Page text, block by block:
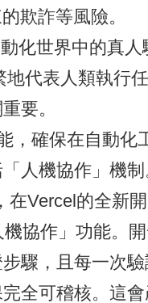
欺詐等風險。
世界中的真人
代表人類執行任
要。
確保在自動化
人機協作」機
Vercel的全新開
協作」功能。
驟，且每一次
全可稽核。這